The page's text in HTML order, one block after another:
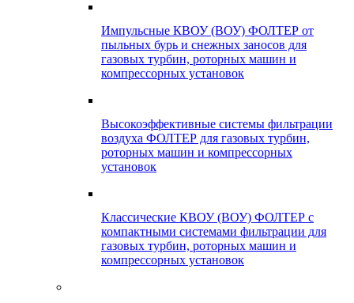
Импульсные КВОУ (ВОУ) ФОЛТЕР от
пыльных бурь и снежных заносов для
газовых турбин, роторных машин и
компрессорных установок
Высокоэффективные системы фильтрации
воздуха ФОЛТЕР для газовых турбин,
роторных машин и компрессорных
установок
Классические КВОУ (ВОУ) ФОЛТЕР с
компактными системами фильтрации для
газовых турбин, роторных машин и
компрессорных установок